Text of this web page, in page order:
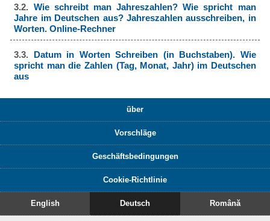
3.2. Wie schreibt man Jahreszahlen? Wie spricht man
Jahre im Deutschen aus? Jahreszahlen ausschreiben, in
Worten. Online-Rechner
3.3. Datum in Worten Schreiben (in Buchstaben). Wie
spricht man die Zahlen (Tag, Monat, Jahr) im Deutschen
aus
über
Vorschläge
Geschäftsbedingungen
Cookie-Richtlinie
English Deutsch Română